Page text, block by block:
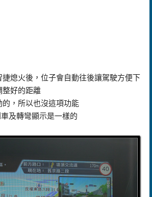
熄火後，位子會自動往後讓駕駛方便下
整好的距離
，所以也沒這項功能
及轉彎顯示是一樣的